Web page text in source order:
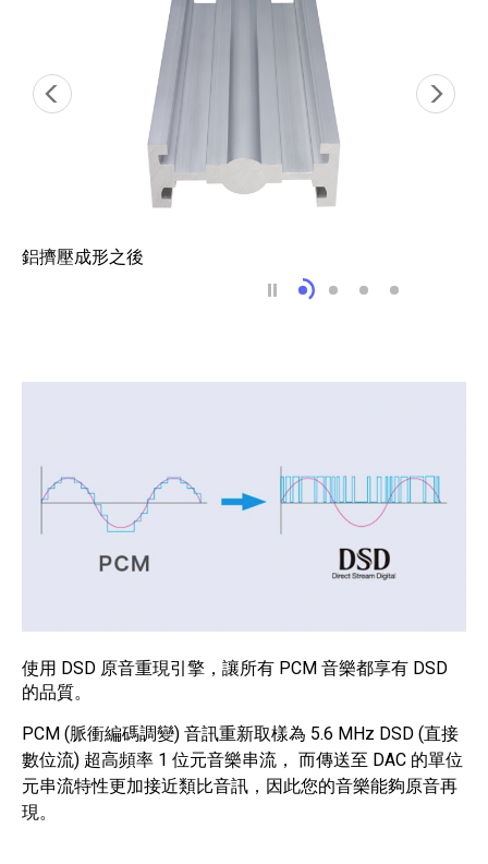
鋁擠壓成形之後
鋁研磨製程
鋁合金鍍膜 H
鋁擠壓成形之後
使用 DSD 原音重現引擎，讓所有 PCM 音樂都享有 DSD
的品質。
PCM (脈衝編碼調變) 音訊重新取樣為 5.6 MHz DSD (直接
數位流) 超高頻率 1 位元音樂串流， 而傳送至 DAC 的單位
元串流特性更加接近類比音訊，因此您的音樂能夠原音再
現。